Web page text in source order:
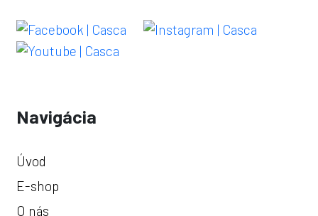
Navigácia
Úvod
E-shop
O nás